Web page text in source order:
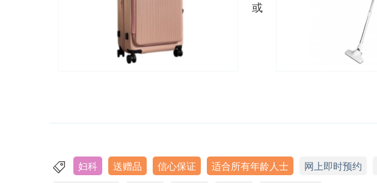
或
妇科 送赠品 信心保证 适合所有年龄人士 网上即时预约